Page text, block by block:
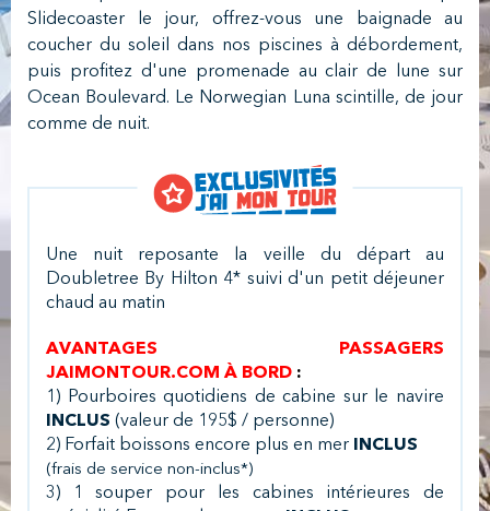
Slidecoaster le jour, offrez-vous une baignade au
coucher du soleil dans nos piscines à débordement,
puis profitez d'une promenade au clair de lune sur
Ocean Boulevard. Le Norwegian Luna scintille, de jour
comme de nuit.
Une nuit reposante la veille du départ au
Doubletree By Hilton 4* suivi d'un petit déjeuner
chaud au matin
AVANTAGES PASSAGERS
JAIMONTOUR.COM À BORD :
1) Pourboires quotidiens de cabine sur le navire
INCLUS (valeur de 195$ / personne)
2) Forfait boissons encore plus en mer INCLUS
(frais de service non-inclus*)
3) 1 souper pour les cabines intérieures de